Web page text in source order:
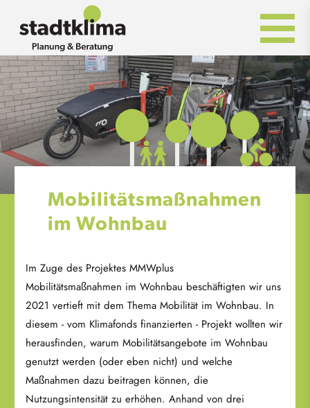
Direkt
zum
Inhalt
Mobilitätsmaßnahmen
im Wohnbau
Im Zuge des Projektes MMWplus
Mobilitätsmaßnahmen im Wohnbau beschäftigten wir uns
2021 vertieft mit dem Thema Mobilität im Wohnbau. In
diesem - vom Klimafonds finanzierten - Projekt wollten wir
herausfinden, warum Mobilitätsangebote im Wohnbau
genutzt werden (oder eben nicht) und welche
Maßnahmen dazu beitragen können, die
Nutzungsintensität zu erhöhen. Anhand von drei